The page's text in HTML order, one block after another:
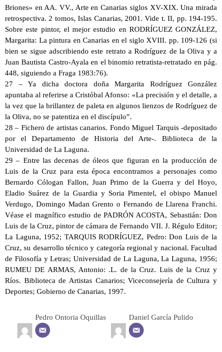
Briones» en AA. VV., Arte en Canarias siglos XV-XIX. Una mirada
retrospectiva. 2 tomos, Islas Canarias, 2001. Vide t. II, pp. 194-195.
Sobre este pintor, el mejor estudio en RODRÍGUEZ GONZÁLEZ,
Margarita: La pintura en Canarias en el siglo XVIII. pp. 109-126 (si
bien se sigue adscribiendo este retrato a Rodríguez de la Oliva y a
Juan Bautista Castro-Ayala en el binomio retratista-retratado en pág.
448, siguiendo a Fraga 1983:76).
27 – Ya dicha doctora doña Margarita Rodríguez González
apuntaba al referirse a Cristóbal Afonso: «La precisión y el detalle, a
la vez que la brillantez de paleta en algunos lienzos de Rodríguez de
la Oliva, no se patentiza en el discípulo”.
28 – Fichero de artistas canarios. Fondo Miguel Tarquis -depositado
por el Departamento de Historia del Arte-. Biblioteca de la
Universidad de La Laguna.
29 – Entre las decenas de óleos que figuran en la producción de
Luis de la Cruz para esta época encontramos a personajes como
Bernardo Cólogan Fallon, Juan Primo de la Guerra y del Hoyo,
Eladio Suárez de la Guardia y Soria Pimentel, el obispo Manuel
Verdugo, Domingo Madan Grento o Fernando de Llarena Franchi.
Véase el magnífico estudio de PADRÓN ACOSTA, Sebastián: Don
Luis de la Cruz, pintor de cámara de Fernando VII. J. Régulo Editor;
La Laguna, 1952; TARQUIS RODRÍGUEZ, Pedro: Don Luis de la
Cruz, su desarrollo técnico y categoría regional y nacional. Facultad
de Filosofía y Letras; Universidad de La Laguna, La Laguna, 1956;
RUMEU DE ARMAS, Antonio: .L. de la Cruz. Luis de la Cruz y
Ríos. Biblioteca de Artistas Canarios; Viceconsejería de Cultura y
Deportes; Gobierno de Canarias, 1997.
Pedro Ontoria Oquillas Daniel García Pulido